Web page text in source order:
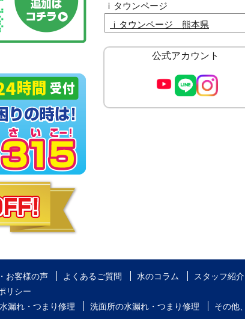
ｉタウンページ
ｉタウンページ 熊本県
公式アカウント
お客様の声 よくあるご質問 水のコラム
スタッフ紹介
リシー
漏れ・つまり修理 洗面所の水漏れ・つまり修理
その他、